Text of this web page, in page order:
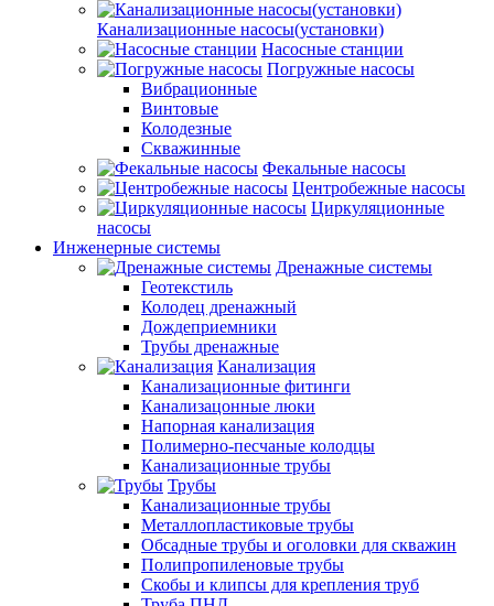
Канализационные насосы(установки)
Насосные станции
Погружные насосы
Вибрационные
Винтовые
Колодезные
Скважинные
Фекальные насосы
Центробежные насосы
Циркуляционные
насосы
Инженерные системы
Дренажные системы
Геотекстиль
Колодец дренажный
Дождеприемники
Трубы дренажные
Канализация
Канализационные фитинги
Канализацонные люки
Напорная канализация
Полимерно-песчаные колодцы
Канализационные трубы
Трубы
Канализационные трубы
Металлопластиковые трубы
Обсадные трубы и оголовки для скважин
Полипропиленовые трубы
Скобы и клипсы для крепления труб